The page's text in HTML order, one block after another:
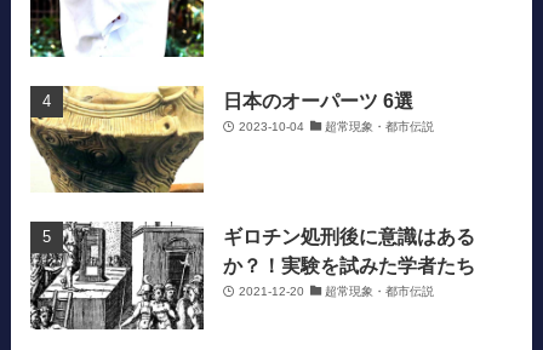
日本のオーパーツ 6選
2023-10-04 超常現象・都市伝説
ギロチン処刑後に意識はある
か？！実験を試みた学者たち
2021-12-20 超常現象・都市伝説